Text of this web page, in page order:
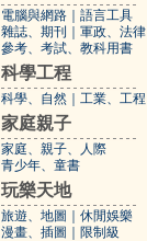
電腦與網路
語言工具
雜誌、期刊
軍政、法律
參考、考試、教科用書
科學工程
科學、自然 工業、工程
家庭親子
家庭、親子、人際
青少年、童書
玩樂天地
旅遊、地圖
休閒娛樂
漫畫、插圖
限制級